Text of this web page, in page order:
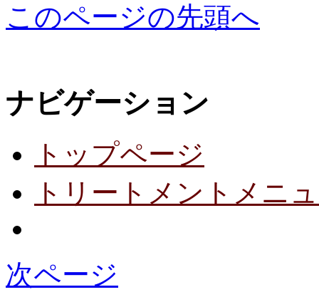
このページの先頭へ
ナビゲーション
トップページ
トリートメントメニ
次ページ